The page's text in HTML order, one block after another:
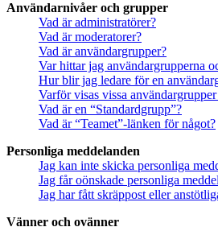
Användarnivåer och grupper
Vad är administratörer?
Vad är moderatorer?
Vad är användargrupper?
Var hittar jag användargrupperna
Hur blir jag ledare för en
Varför visas vissa
Vad är en “Standardgrupp”?
Vad är “Teamet”-länken för något?
Personliga meddelanden
Jag kan inte skicka personliga
Jag får oönskade personliga
Jag har fått skräppost eller
Vänner och ovänner